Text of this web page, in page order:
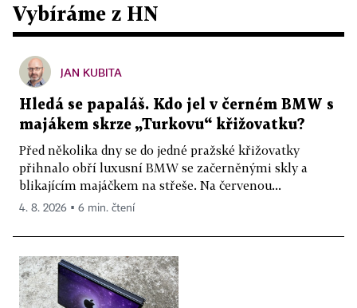
Vybíráme z HN
JAN KUBITA
Hledá se papaláš. Kdo jel v černém BMW s
majákem skrze „Turkovu“ křižovatku?
Před několika dny se do jedné pražské křižovatky
přihnalo obří luxusní BMW se začerněnými skly a
blikajícím majáčkem na střeše. Na červenou...
4. 8. 2026 ▪ 6 min. čtení